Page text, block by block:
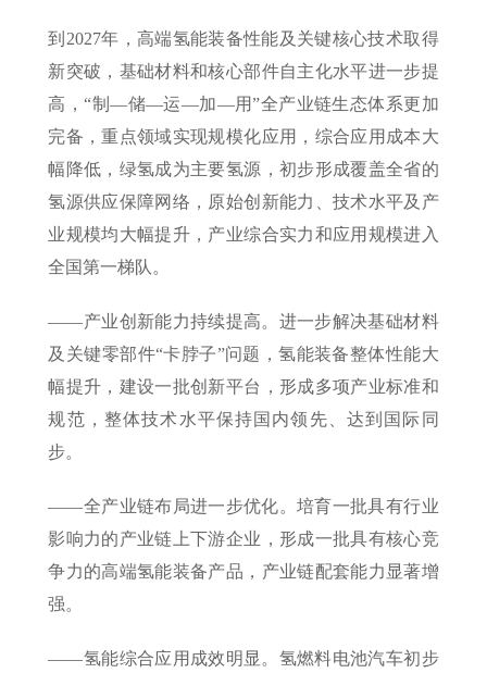
到2027年，高端氢能装备性能及关键核心技术取得
新突破，基础材料和核心部件自主化水平进一步提
高，“制—储—运—加—用”全产业链生态体系更加
完备，重点领域实现规模化应用，综合应用成本大
幅降低，绿氢成为主要氢源，初步形成覆盖全省的
氢源供应保障网络，原始创新能力、技术水平及产
业规模均大幅提升，产业综合实力和应用规模进入
全国第一梯队。
——产业创新能力持续提高。进一步解决基础材料
及关键零部件“卡脖子”问题，氢能装备整体性能大
幅提升，建设一批创新平台，形成多项产业标准和
规范，整体技术水平保持国内领先、达到国际同
步。
——全产业链布局进一步优化。培育一批具有行业
影响力的产业链上下游企业，形成一批具有核心竞
争力的高端氢能装备产品，产业链配套能力显著增
强。
——氢能综合应用成效明显。氢燃料电池汽车初步